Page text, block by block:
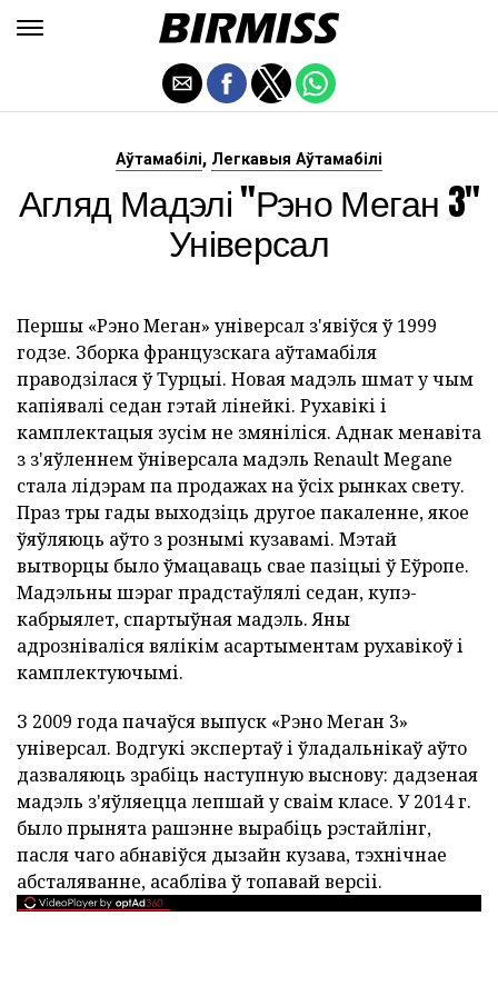
Аўтамабілі, Легкавыя Аўтамабілі
Агляд Мадэлі "Рэно Меган 3"
Універсал
Першы «Рэно Меган» універсал з'явіўся ў 1999
годзе. Зборка французскага аўтамабіля
праводзілася ў Турцыі. Новая мадэль шмат у чым
капіявалі седан гэтай лінейкі. Рухавікі і
камплектацыя зусім не змяніліся. Аднак менавіта
з з'яўленнем ўніверсала мадэль Renault Megane
стала лідэрам па продажах на ўсіх рынках свету.
Праз тры гады выходзіць другое пакаленне, якое
ўяўляюць аўто з рознымі кузавамі. Мэтай
вытворцы было ўмацаваць свае пазіцыі ў Еўропе.
Мадэльны шэраг прадстаўлялі седан, купэ-
кабрыялет, спартыўная мадэль. Яны
адрозніваліся вялікім асартыментам рухавікоў і
камплектуючымі.
З 2009 года пачаўся выпуск «Рэно Меган 3»
універсал. Водгукі экспертаў і ўладальнікаў аўто
дазваляюць зрабіць наступную выснову: дадзеная
мадэль з'яўляецца лепшай у сваім класе. У 2014 г.
было прынята рашэнне вырабіць рэстайлінг,
пасля чаго абнавіўся дызайн кузава, тэхнічнае
абсталяванне, асабліва ў топавай версіі.